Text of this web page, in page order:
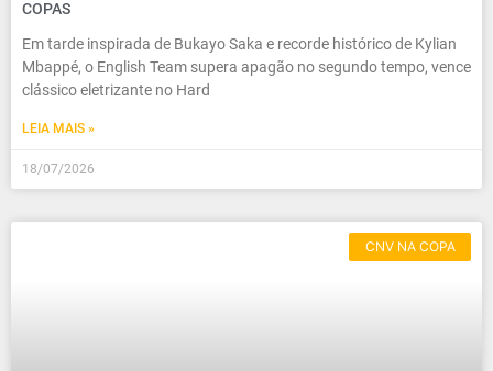
COPAS
Em tarde inspirada de Bukayo Saka e recorde histórico de Kylian
Mbappé, o English Team supera apagão no segundo tempo, vence
clássico eletrizante no Hard
LEIA MAIS »
18/07/2026
CNV NA COPA